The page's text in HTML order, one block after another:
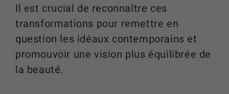
Il est crucial de reconnaître ces
transformations pour remettre en
question les idéaux contemporains et
promouvoir une vision plus équilibrée de
la beauté.